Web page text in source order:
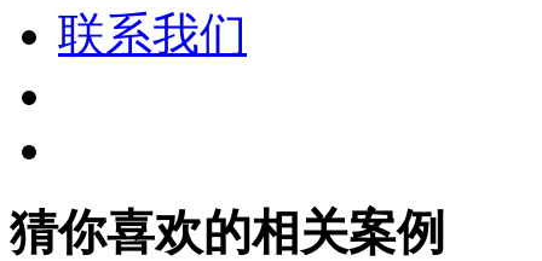
联系我们
猜你喜欢的相关案例